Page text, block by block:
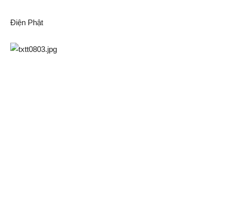
Điện Phật